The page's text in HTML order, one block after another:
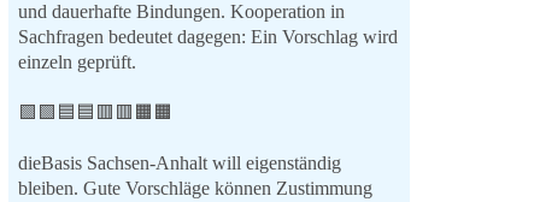
und dauerhafte Bindungen. Kooperation in
Sachfragen bedeutet dagegen: Ein Vorschlag wird
einzeln geprüft.
🟩🟩🟦🟦🟥🟥🟧🟧
dieBasis Sachsen-Anhalt will eigenständig
bleiben. Gute Vorschläge können Zustimmung